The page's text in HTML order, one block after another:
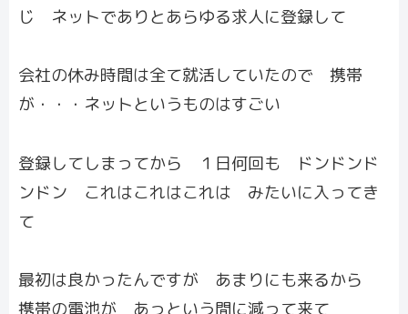
じ ネットでありとあらゆる求人に登録して
会社の休み時間は全て就活していたので 携帯
が・・・ネットというものはすごい
登録してしまってから １日何回も ドンドンド
ンドン これはこれはこれは みたいに入ってき
て
最初は良かったんですが あまりにも来るから
携帯の電池が あっという間に減って来て